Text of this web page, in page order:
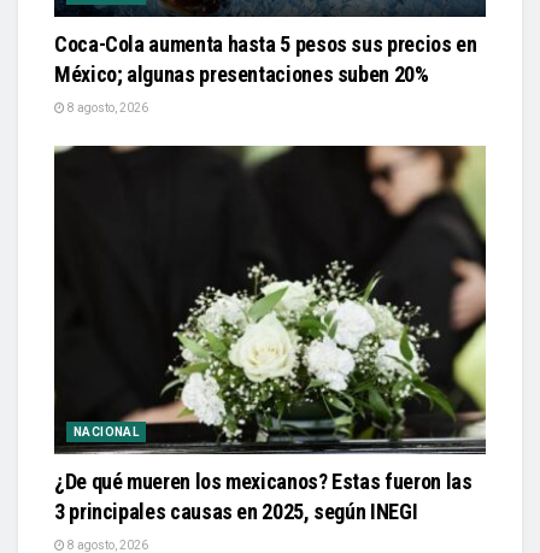
Coca-Cola aumenta hasta 5 pesos sus precios en
México; algunas presentaciones suben 20%
8 agosto, 2026
NACIONAL
¿De qué mueren los mexicanos? Estas fueron las
3 principales causas en 2025, según INEGI
8 agosto, 2026